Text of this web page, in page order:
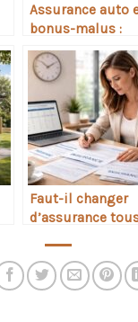
Assurance auto
bonus-malus :
calcul expliqué
Faut-il changer
d’assurance